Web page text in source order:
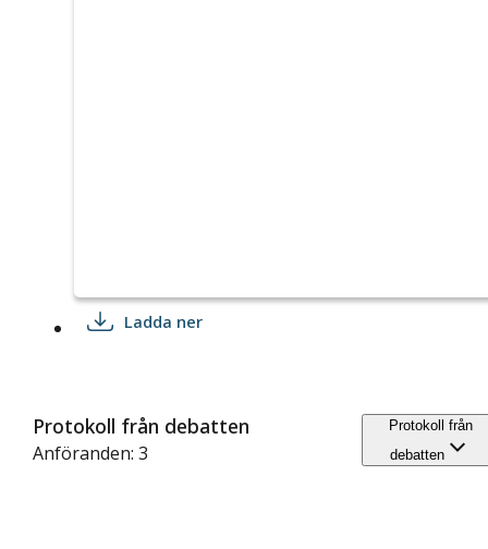
Ladda ner
Protokoll från debatten
Anföranden: 3
Protokoll från
debatten